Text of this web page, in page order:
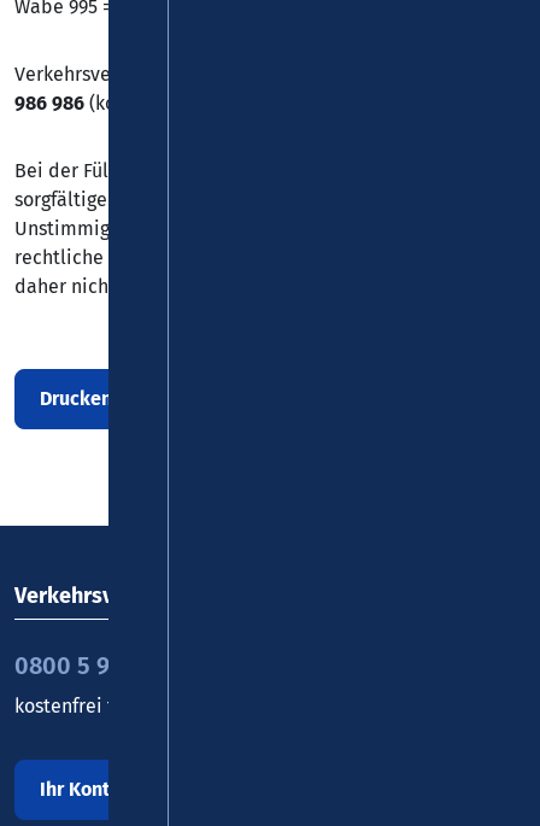
Wabe 995 = Fährnutzung Kaub / Engelsburg
Verkehrsverbund Rhein-Mosel GmbH, Info-Hotline:
986 986 (kostenfrei)
Bei der Fülle des zu verarbeitenden Materials sind trotz
sorgfältiger Bearbeitung vereinzelte Fehler oder
Unstimmigkeiten nicht immer vermeidbar. Eine
rechtliche Gewähr für die Richtigkeit der Auskunft kann
daher nicht übernommen werden.
Drucken
Verkehrsverbund Rhein-Mosel GmbH
0800 5 986 986
kostenfrei täglich 8 - 20 Uhr
Ihr Kontakt zu uns